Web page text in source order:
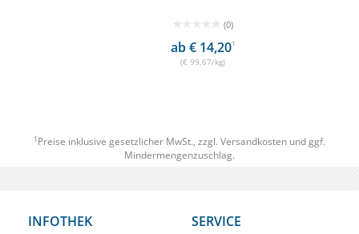
ab € 14,201
(€ 99,67/kg)
1 Preise inklusive gesetzlicher MwSt., zzgl. Versandkosten und ggf.
Mindermengenzuschlag.
INFOTHEK SERVICE